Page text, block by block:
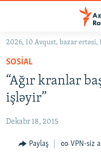
Əsas
qayıt
Əsas
naviqasiyaya
qayıt
Axtarışa
GÜNDƏM
#İZAHLA
KORRUPSIOMETR
#ƏSLINDƏ
FƏRQƏ BAX
QANUNI DOĞRU
2026, 10 Avqust, bazar ertəsi,
SOSIAL
“Ağır kranlar
işləyir”
Dekabr 18, 2015
Paylaş VPN-siz